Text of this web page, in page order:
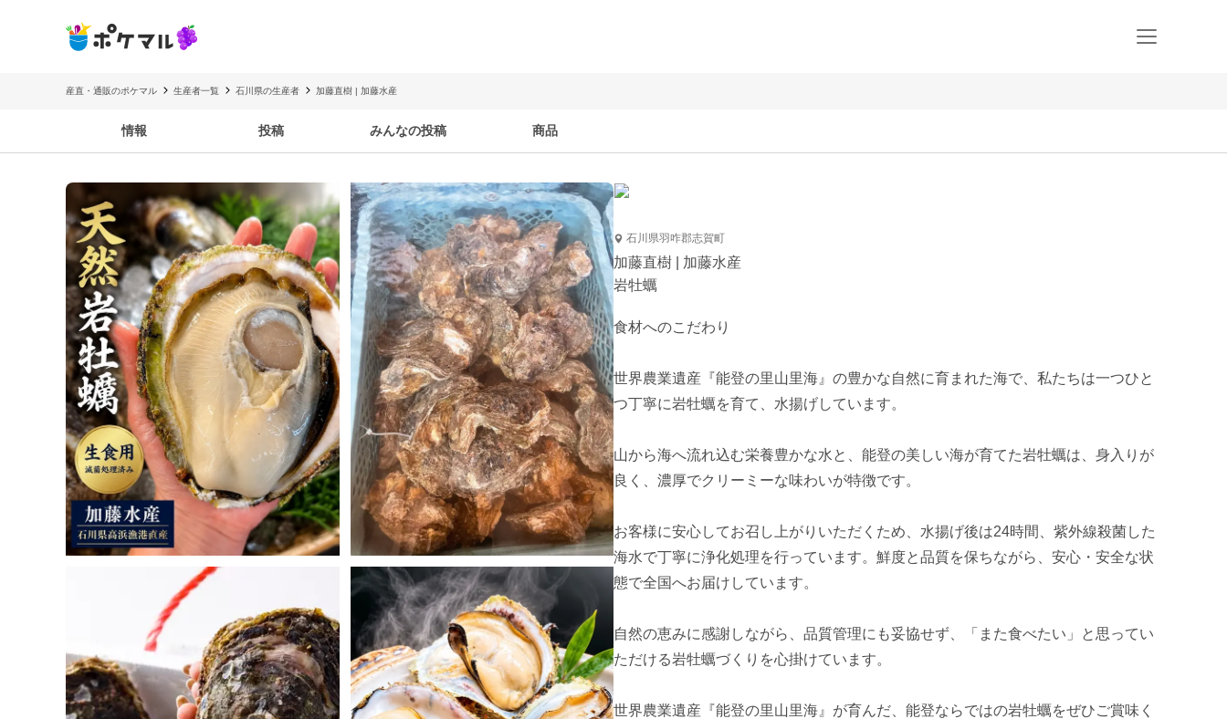
産直・通販のポケマル 生産者一覧 石川県の生産者 加藤直樹 | 加藤水産
情報 投稿 みんなの投稿 商品
石川県羽咋郡志賀町
加藤直樹 | 加藤水産
岩牡蠣
食材へのこだわり
世界農業遺産『能登の里山里海』の豊かな自然に育まれた海で、私たちは一つひと
つ丁寧に岩牡蠣を育て、水揚げしています。
山から海へ流れ込む栄養豊かな水と、能登の美しい海が育てた岩牡蠣は、身入りが
良く、濃厚でクリーミーな味わいが特徴です。
お客様に安心してお召し上がりいただくため、水揚げ後は24時間、紫外線殺菌した
海水で丁寧に浄化処理を行っています。鮮度と品質を保ちながら、安心・安全な状
態で全国へお届けしています。
自然の恵みに感謝しながら、品質管理にも妥協せず、「また食べたい」と思ってい
ただける岩牡蠣づくりを心掛けています。
世界農業遺産『能登の里山里海』が育んだ、能登ならではの岩牡蠣をぜひご賞味く